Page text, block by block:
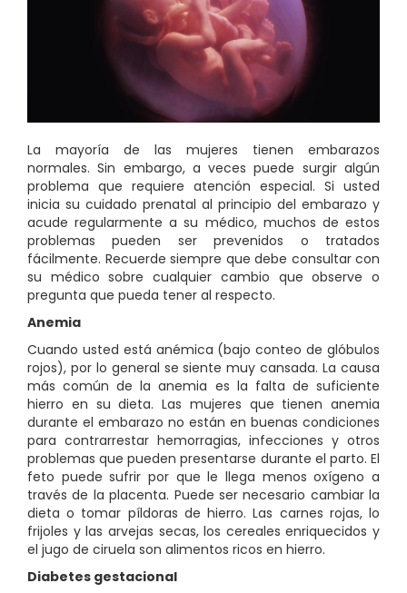
La mayoría de las mujeres tienen embarazos
normales. Sin embargo, a veces puede surgir algún
problema que requiere atención especial. Si usted
inicia su cuidado prenatal al principio del embarazo y
acude regularmente a su médico, muchos de estos
problemas pueden ser prevenidos o tratados
fácilmente. Recuerde siempre que debe consultar con
su médico sobre cualquier cambio que observe o
pregunta que pueda tener al respecto.
Anemia
Cuando usted está anémica (bajo conteo de glóbulos
rojos), por lo general se siente muy cansada. La causa
más común de la anemia es la falta de suficiente
hierro en su dieta. Las mujeres que tienen anemia
durante el embarazo no están en buenas condiciones
para contrarrestar hemorragias, infecciones y otros
problemas que pueden presentarse durante el parto. El
feto puede sufrir por que le llega menos oxígeno a
través de la placenta. Puede ser necesario cambiar la
dieta o tomar píldoras de hierro. Las carnes rojas, lo
frijoles y las arvejas secas, los cereales enriquecidos y
el jugo de ciruela son alimentos ricos en hierro.
Diabetes gestacional